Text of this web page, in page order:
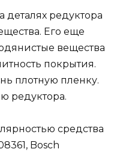
деталях редуктора
Его еще
вещества
покрытия.
плотную пленку.
редуктора.
средства
Bosch